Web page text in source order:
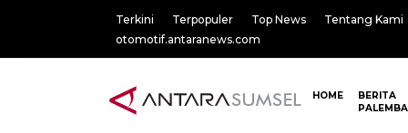
Terkini Terpopuler Top News
Tentang Kami
otomotif.antaranews.com
HOME
BERITA